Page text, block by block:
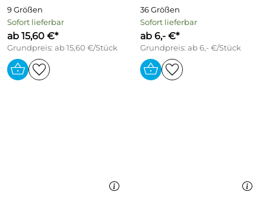
9 Größen
Sofort lieferbar
ab 15,60 €*
Grundpreis: ab 15,60 €/Stück
36 Größen
Sofort lieferbar
ab 6,- €*
Grundpreis: ab 6,- €/Stück